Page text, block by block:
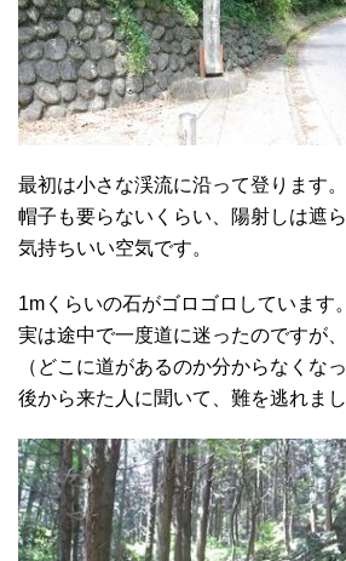
最初は小さな渓流に沿って登ります。
帽子も要らないくらい、陽射しは遮ら
気持ちいい空気です。
1mくらいの石がゴロゴロしています。
実は途中で一度道に迷ったのですが、
（どこに道があるのか分からなくなっ
後から来た人に聞いて、難を逃れま